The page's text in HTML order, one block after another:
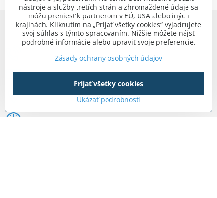
Kontakty
0903 722 831
info​@internetovestavebniny​.sk
Most pri Bratislave
Pon - Pia 8:00 - 11:30 a 12:15 - 15:30
nástroje a služby tretích strán a zhromaždené údaje sa
môžu preniesť k partnerom v EÚ, USA alebo iných
krajinách. Kliknutím na „Prijať všetky cookies“ vyjadrujete
svoj súhlas s týmto spracovaním. Nižšie môžete nájsť
podrobné informácie alebo upraviť svoje preferencie.
Zásady ochrany osobných údajov
Ukázať podrobnosti
Prijať všetky cookies